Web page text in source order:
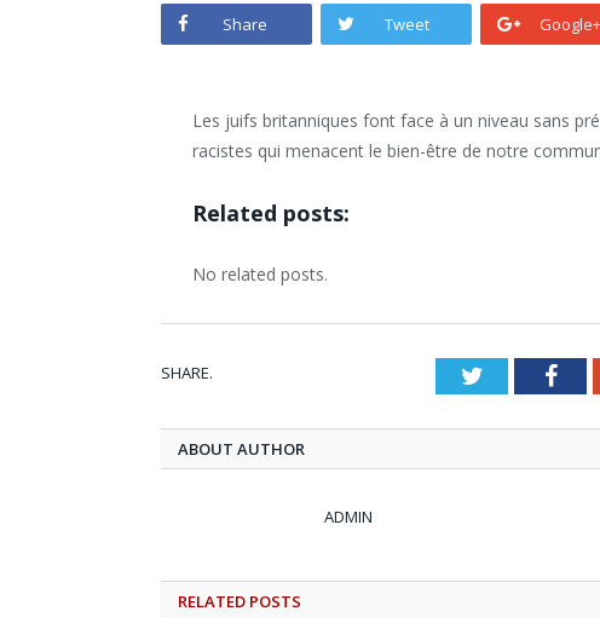
Share Tweet Google+
Les juifs britanniques font face à un niveau sans
racistes qui menacent le bien-être de notre
Related posts:
No related posts.
SHARE. Twitter
ABOUT AUTHOR
ADMIN
RELATED POSTS